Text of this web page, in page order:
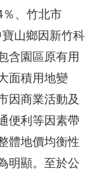
、竹北市
山鄉因新竹科
含園區原有用
面積用地變
因商業活動及
便利等因素帶
體地價均衡性
明顯。至於公